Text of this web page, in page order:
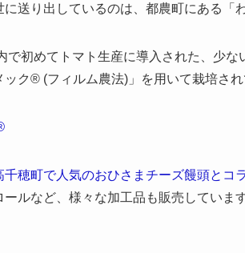
送り出しているのは、都農町にある「わ
初めてトマト生産に導入された、少な
ク® (フィルム農法)」を用いて栽培され
千穂町で人気のおひさまチーズ饅頭とコ
ルなど、様々な加工品も販売しています